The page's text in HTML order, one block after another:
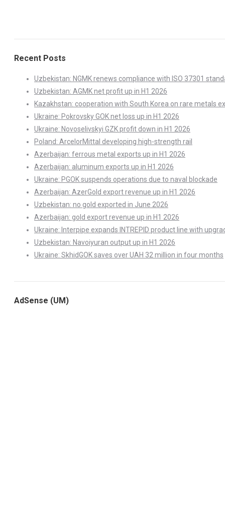
Recent Posts
Uzbekistan: NGMK renews compliance with ISO 37301
Uzbekistan: AGMK net profit up in H1 2026
Kazakhstan: cooperation with South Korea on rare metals
Ukraine: Pokrovsky GOK net loss up in H1 2026
Ukraine: Novoselivskyi GZK profit down in H1 2026
Poland: ArcelorMittal developing high-strength rail
Azerbaijan: ferrous metal exports up in H1 2026
Azerbaijan: aluminum exports up in H1 2026
Ukraine: PGOK suspends operations due to naval blockade
Azerbaijan: AzerGold export revenue up in H1 2026
Uzbekistan: no gold exported in June 2026
Azerbaijan: gold export revenue up in H1 2026
Ukraine: Interpipe expands INTREPID product line with
Uzbekistan: Navoiyuran output up in H1 2026
Ukraine: SkhidGOK saves over UAH 32 million in four months
AdSense (UM)